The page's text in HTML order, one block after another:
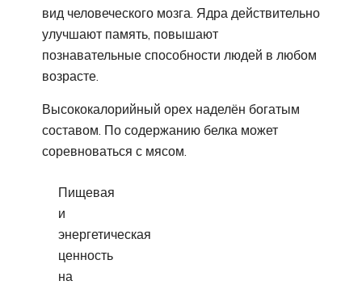
вид человеческого мозга. Ядра действительно
улучшают память, повышают
познавательные способности людей в любом
возрасте.
Высококалорийный орех наделён богатым
составом. По содержанию белка может
соревноваться с мясом.
Пищевая
и
энергетическая
ценность
на